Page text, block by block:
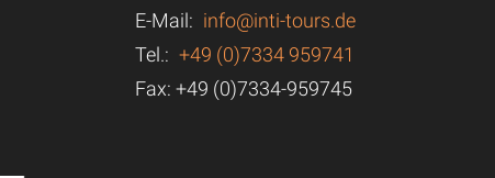
E-Mail: info@inti-tours.de
Tel.: +49 (0)7334 959741
Fax: +49 (0)7334-959745